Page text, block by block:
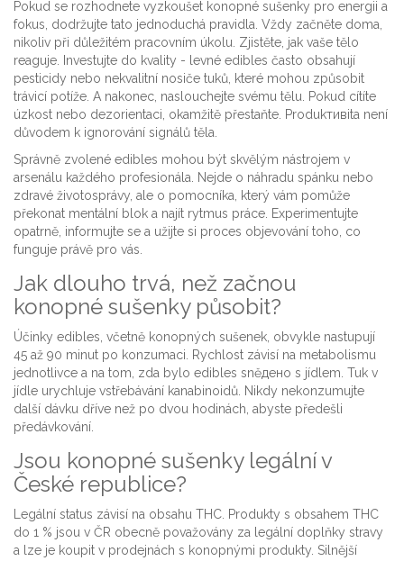
Pokud se rozhodnete vyzkoušet konopné sušenky pro energii a
fokus, dodržujte tato jednoduchá pravidla. Vždy začněte doma,
nikoliv při důležitém pracovním úkolu. Zjistěte, jak vaše tělo
reaguje. Investujte do kvality - levné edibles často obsahují
pesticidy nebo nekvalitní nosiče tuků, které mohou způsobit
trávicí potíže. A nakonec, naslouchejte svému tělu. Pokud cítíte
úzkost nebo dezorientaci, okamžitě přestaňte. Produkтивita není
důvodem k ignorování signálů těla.
Správně zvolené edibles mohou být skvělým nástrojem v
arsenálu každého profesionála. Nejde o náhradu spánku nebo
zdravé životosprávy, ale o pomocníka, který vám pomůže
překonat mentální blok a najít rytmus práce. Experimentujte
opatrně, informujte se a užijte si proces objevování toho, co
funguje právě pro vás.
Jak dlouho trvá, než začnou
konopné sušenky působit?
Účinky edibles, včetně konopných sušenek, obvykle nastupují
45 až 90 minut po konzumaci. Rychlost závisí na metabolismu
jednotlivce a na tom, zda bylo edibles sněдено s jídlem. Tuk v
jídle urychluje vstřebávání kanabinoidů. Nikdy nekonzumujte
další dávku dříve než po dvou hodinách, abyste předešli
předávkování.
Jsou konopné sušenky legální v
České republice?
Legální status závisí na obsahu THC. Produkty s obsahem THC
do 1 % jsou v ČR obecně považovány za legální doplňky stravy
a lze je koupit v prodejnách s konopnými produkty. Silnější